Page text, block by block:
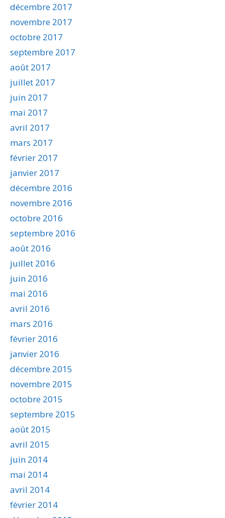
décembre 2017
novembre 2017
octobre 2017
septembre 2017
août 2017
juillet 2017
juin 2017
mai 2017
avril 2017
mars 2017
février 2017
janvier 2017
décembre 2016
novembre 2016
octobre 2016
septembre 2016
août 2016
juillet 2016
juin 2016
mai 2016
avril 2016
mars 2016
février 2016
janvier 2016
décembre 2015
novembre 2015
octobre 2015
septembre 2015
août 2015
avril 2015
juin 2014
mai 2014
avril 2014
février 2014